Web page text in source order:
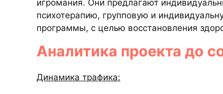
игромания. Они предлагают
психотерапию, групповую и
программы, с целью восстановления
Аналитика проекта до
Динамика трафика: